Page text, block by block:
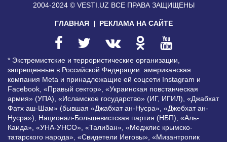
2004-2024 © VESTI.UZ ВСЕ ПРАВА ЗАЩИЩЕНЫ
ГЛАВНАЯ РЕКЛАМА НА САЙТЕ
* Экстремистские и террористические организации,
запрещенные в Российской Федерации: американская
компания Meta и принадлежащие ей соцсети Instagram и
Facebook, «Правый сектор», «Украинская повстанческая
армия» (УПА), «Исламское государство» (ИГ, ИГИЛ), «Джабхат
Фатх аш-Шам» (бывшая «Джабхат ан-Нусра», «Джебхат ан-
Нусра»), Национал-Большевистская партия (НБП), «Аль-
Каида», «УНА-УНСО», «Талибан», «Меджлис крымско-
татарского народа», «Свидетели Иеговы», «Мизантропик